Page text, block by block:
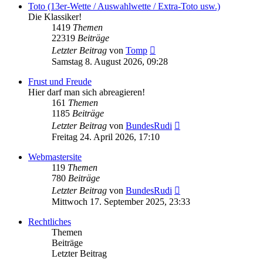
Toto (13er-Wette / Auswahlwette / Extra-Toto usw.)
Die Klassiker!
1419 Themen
22319 Beiträge
Letzter Beitrag von Tomp
Beitrag
Samstag 8. August 2026, 09:28
Frust und Freude
Hier darf man sich abreagieren!
161 Themen
1185 Beiträge
Letzter Beitrag von BundesRudi
Freitag 24. April 2026, 17:10
Webmastersite
119 Themen
780 Beiträge
Letzter Beitrag von BundesRudi
Beitrag
Mittwoch 17. September 2025, 23:33
Rechtliches
Themen
Beiträge
Letzter Beitrag